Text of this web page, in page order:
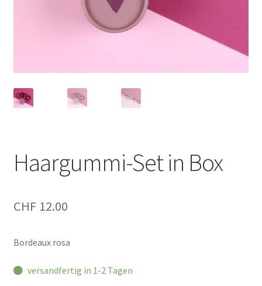
Haargummi-Set in Box
CHF12.00
Bordeaux rosa
versandfertig in 1-2 Tagen